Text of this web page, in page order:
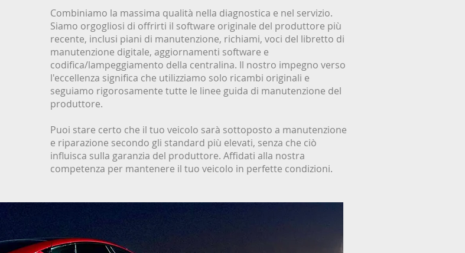
Combiniamo la massima qualità nella diagnostica e nel servizio.
Siamo orgogliosi di offrirti il software originale del produttore più
recente, inclusi piani di manutenzione, richiami, voci del libretto di
manutenzione digitale, aggiornamenti software e
codifica/lampeggiamento della centralina. Il nostro impegno verso
l'eccellenza significa che utilizziamo solo ricambi originali e
seguiamo rigorosamente tutte le linee guida di manutenzione del
produttore.
Puoi stare certo che il tuo veicolo sarà sottoposto a manutenzione
e riparazione secondo gli standard più elevati, senza che ciò
influisca sulla garanzia del produttore. Affidati alla nostra
competenza per mantenere il tuo veicolo in perfette condizioni.